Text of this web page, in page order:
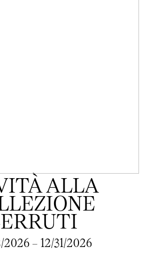
ALLA
2026 - 12/31/2026